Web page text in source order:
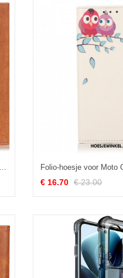
Folio-hoesje voor Moto G200 5G Khazneh Retro Splitleer
€ 16.70 € 23.00